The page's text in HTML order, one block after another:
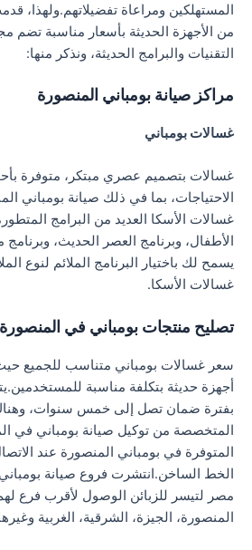
المستهلكين ومراعاة تفضيلاتهم.ولهذا،
من الأجهزة الحديثة بأسعار مناسبة تضم
التقنيات والبرامج الحديثة، ونذكر منها:
مراكز صيانة بومباني المنصورة
غسالات بومباني
غسالات بتصميم عصري مبتكر، متوفرة
الاحتياجات، بما في ذلك صيانة بومباني
غسالات الأسكا العديد من البرامج
الأطفال، وبرنامج العصر الحديث،
يسمح لك باختيار البرنامج الملائم لنوع
غسالات الأسكا.
تصليح منتجات بومباني في المنصورة
سعر غسالات بومباني متناسب للجميع
بفترة ضمان تصل إلى خمس سنوات، وهناك
المتخصصة من توكيل صيانة بومباني في
المتوفرة في بومباني المنصورة عند
الخط الساخن.انتشرت فروع صيانة
مصر لتيسر للزبائن الوصول لأقرب فرع
المنصورة، الجيزة، الشرقية، الغربية